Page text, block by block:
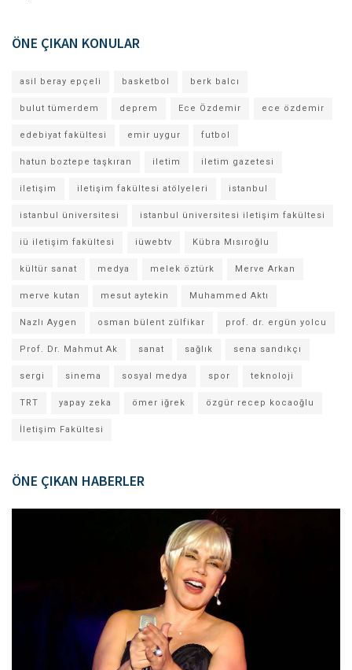
ÖNE ÇIKAN KONULAR
asil beray epçeli basketbol berk balcı
bulut tümerdem deprem Ece Özdemir ece özdemir
edebiyat fakültesi emir uygur futbol
hatun boztepe taşkıran iletim iletim gazetesi
iletişim iletişim fakültesi atölyeleri istanbul
istanbul üniversitesi istanbul üniversitesi iletişim fakültesi
iü iletişim fakültesi iüwebtv Kübra Mısıroğlu
kültür sanat medya melek öztürk Merve Arkan
merve kutan mesut aytekin Muhammed Aktı
Nazlı Aygen osman bülent zülfikar prof. dr. ergün yolcu
Prof. Dr. Mahmut Ak sanat sağlık sena sandıkçı
sergi sinema sosyal medya spor teknoloji
TRT yapay zeka ömer iğrek özgür recep kocaoğlu
İletişim Fakültesi
ÖNE ÇIKAN HABERLER